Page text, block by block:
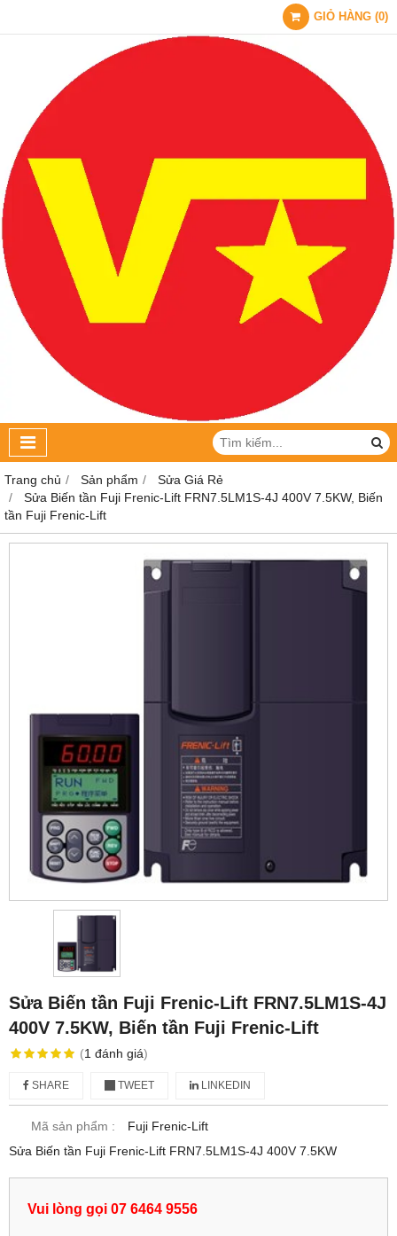
GIỎ HÀNG (0)
Trang chủ Sản phẩm
Sửa Giá Rẻ
Sửa Biến tần Fuji Frenic-Lift FRN7.5LM1S-4J 400V 7.5KW, Biến
tần Fuji Frenic-Lift
Sửa Biến tần Fuji Frenic-Lift FRN7.5LM1S-4J
400V 7.5KW, Biến tần Fuji Frenic-Lift
(1 đánh giá)
SHARE TWEET LINKEDIN
Mã sản phẩm :
Fuji Frenic-Lift
Sửa Biến tần Fuji Frenic-Lift FRN7.5LM1S-4J 400V 7.5KW
Vui lòng gọi 07 6464 9556